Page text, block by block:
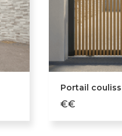
Portail
€€